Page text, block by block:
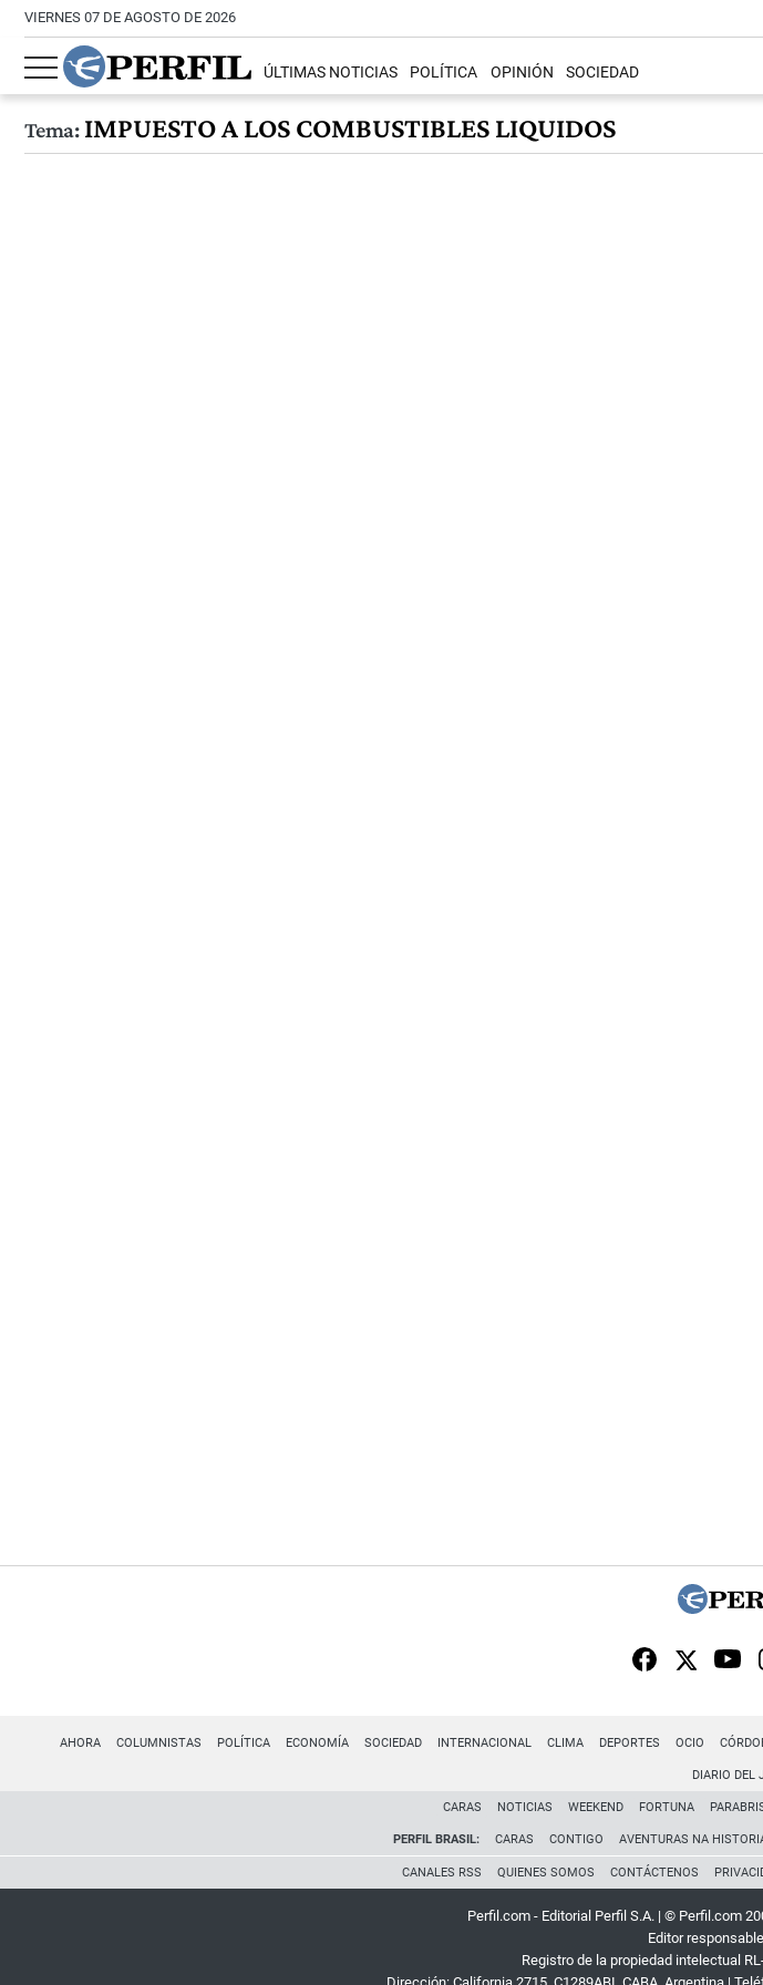
VIERNES 07 DE AGOSTO DE 2026
ÚLTIMAS NOTICIAS POLÍTICA OPINIÓN SOCIEDAD
Tema:IMPUESTO A LOS COMBUSTIBLES LIQUIDOS
AHORA COLUMNISTAS POLÍTICA ECONOMÍA SOCIEDAD INTERNACIONAL CLIMA DEPORTES OCIO
DIARIO DEL
CARAS NOTICIAS WEEKEND FORTUNA
PERFIL BRASIL: CARAS CONTIGO AVENTURAS NA
CANALES RSS QUIENES SOMOS CONTÁCTENOS
Perfil.com - Editorial Perfil S.A. | © Perfil.com
Editor
Registro de la propiedad intelectual